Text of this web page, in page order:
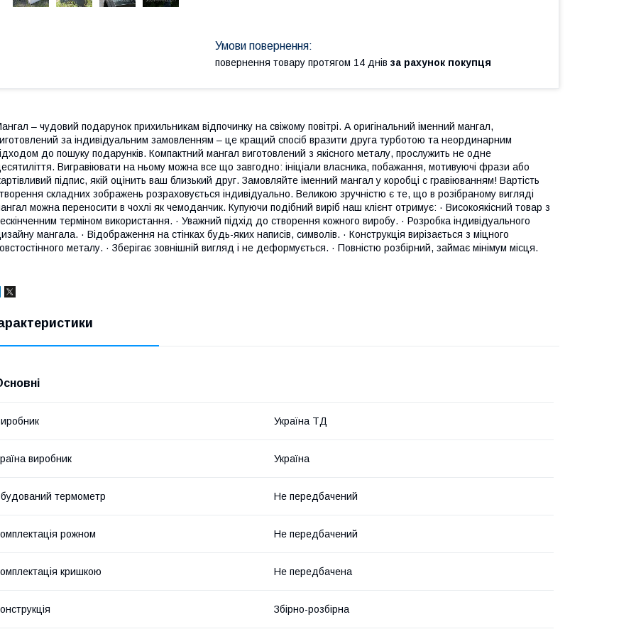
повернення товару протягом 14 днів за рахунок покупця
– чудовий подарунок прихильникам відпочинку на свіжому повітрі. А оригінальний іменний мангал,
за індивідуальним замовленням – це кращий спосіб вразити друга турботою та неординарним
до пошуку подарунків. Компактний мангал виготовлений з якісного металу, прослужить не одне
Вигравіювати на ньому можна все що завгодно: ініціали власника, побажання, мотивуючі фрази або
підпис, якій оцінить ваш близький друг. Замовляйте іменний мангал у коробці с гравіюванням! Вартість
складних зображень розраховується індивідуально. Великою зручністю є те, що в розібраному вигляді
можна переносити в чохлі як чемоданчик. Купуючи подібний виріб наш клієнт отримує: · Високоякісний товар з
терміном використання. · Уважний підхід до створення кожного виробу. · Розробка індивідуального
мангала. · Відображення на стінках будь-яких написів, символів. · Конструкція вирізається з міцного
металу. · Зберігає зовнішній вигляд і не деформується. · Повністю розбірний, займає мінімум місця.
Україна ТД
виробник Україна
термометр Не передбачений
рожном Не передбачений
кришкою Не передбачена
Збірно-розбірна